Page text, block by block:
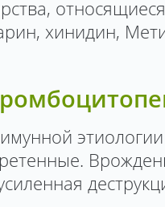
хинидин,